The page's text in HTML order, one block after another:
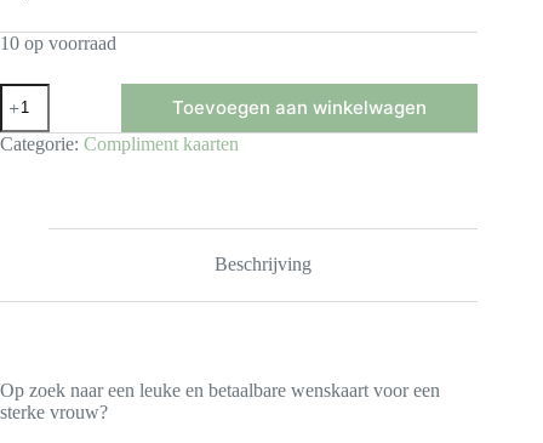
10 op voorraad
Jij
bent
een
echte
Toevoegen aan winkelwagen
Categorie: Compliment kaarten
Beschrijving
Op zoek naar een leuke en betaalbare wenskaart voor een
sterke vrouw?